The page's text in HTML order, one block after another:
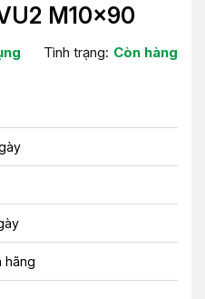
M10x90
Tình trạng: Còn hàng
hãng